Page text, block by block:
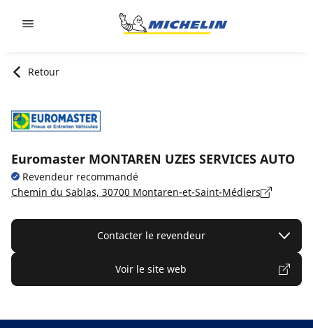
Retour
Euromaster MONTAREN UZES SERVICES AUTO
Revendeur recommandé
Chemin du Sablas, 30700 Montaren-et-Saint-Médiers
Contacter le revendeur
Voir le site web